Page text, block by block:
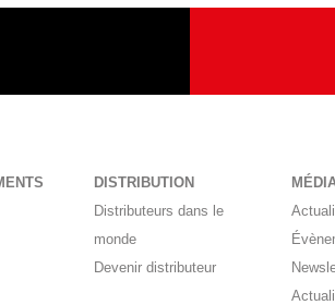
DISTRIBUTION
Distributeurs dans le
monde
Devenir distributeur